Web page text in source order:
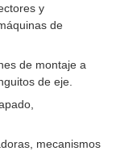
y
de
de montaje a
de eje.
mecanismos